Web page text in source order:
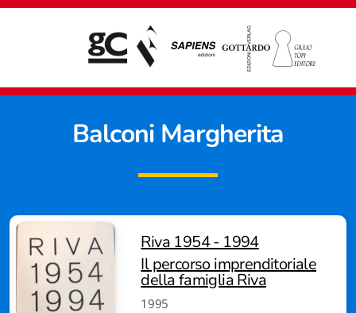
Balconi Margherita
Riva 1954 - 1994
Il percorso imprenditoriale
della famiglia Riva
1995